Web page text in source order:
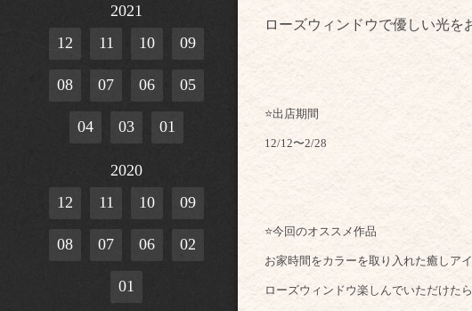
ローズウィンドウで優しい光を
⭐️出店期間
12/12〜2/28
⭐️今回のオススメ作品
お家時間をカラーを取り入れた癒しア
ローズウィンドウ楽しんでいただけた
2021
12
11 10 09
08 07 06 05
04 03 01
2020
12
11 10 09
08 07 06 02
01